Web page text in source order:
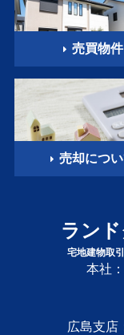
売買物件
売却につ
ラン
宅地建物取
本社
広島支店